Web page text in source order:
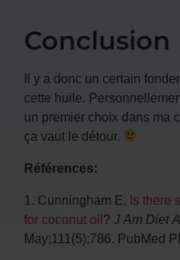
Conclusion
Il y a donc un certain
cette huile.
un premier choix dans ma
ça vaut le détour.
Références:
1. Cunningham E. Is there
for coconut oil? J Am Diet
May;111(5):786. PubMed